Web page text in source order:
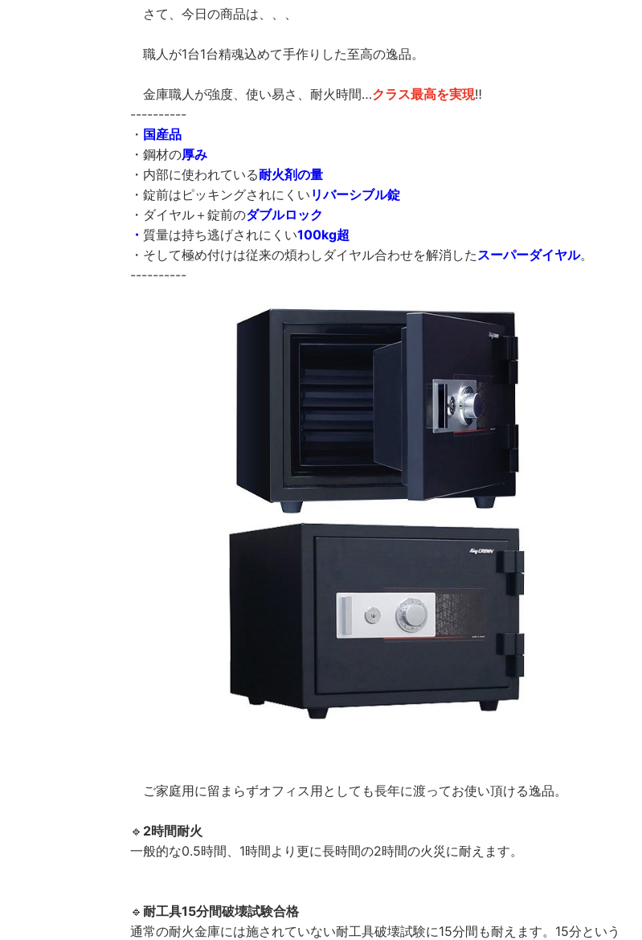
さて、今日の商品は、、、
職人が1台1台精魂込めて手作りした至高の逸品。
金庫職人が強度、使い易さ、耐火時間…クラス最高を実現‼️
----------
・ 国産品
・鋼材の厚み
・内部に使われている耐火剤の量
・錠前はピッキングされにくい リバーシブル錠
・ダイヤル＋錠前のダブルロック
・ 質量は持ち逃げされにくい100kg超
・そして極め付けは従来の煩わしダイヤル合わせを解消したスーパーダイヤル。
----------
ご家庭用に留まらずオフィス用としても長年に渡ってお使い頂ける逸品。
🔹 2時間耐火
一般的な0.5時間、1時間より更に長時間の2時間の火災に耐えます。
🔹 耐工具15分間破壊試験合格
通常の耐火金庫には施されていない耐工具破壊試験に15分間も耐えます。15分という